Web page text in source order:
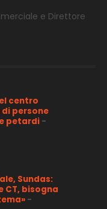
e Direttore
centro
persone
petardi -
Sundas:
CT, bisogna
-